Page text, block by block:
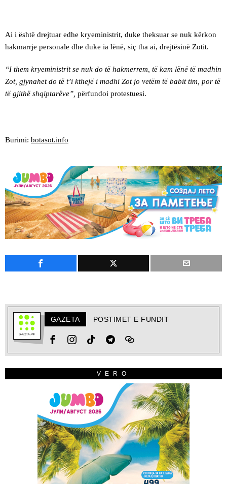
Ai i është drejtuar edhe kryeministrit, duke theksuar se nuk kërkon
hakmarrje personale dhe duke ia lënë, siç tha ai, drejtësinë Zotit.
“I them kryeministrit se nuk do të hakmerrem, të kam lënë të madhin
Zot, gjynahet do të t’i kthejë i madhi Zot jo vetëm të babit tim, por të
të gjithë shqiptarëve”, përfundoi protestuesi.
Burimi: botasot.info
GAZETA POSTIMET E FUNDIT
VERO